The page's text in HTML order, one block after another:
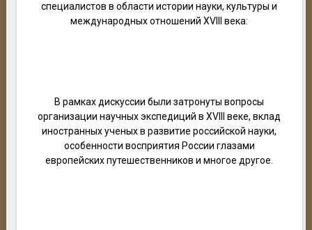
специалистов в области истории науки, культуры и
международных отношений XVIII века:
В рамках дискуссии были затронуты вопросы
организации научных экспедиций в XVIII веке, вклад
иностранных ученых в развитие российской науки,
особенности восприятия России глазами
европейских путешественников и многое другое.